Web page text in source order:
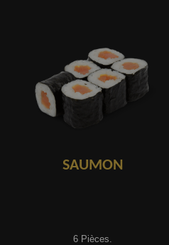
SAUMON
6 Pièces.